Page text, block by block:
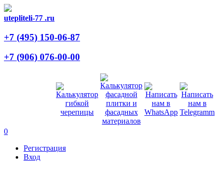
utepliteli-77 .ru
+7 (495) 150-06-87
+7 (906) 076-00-00
0
Регистрация
Вход